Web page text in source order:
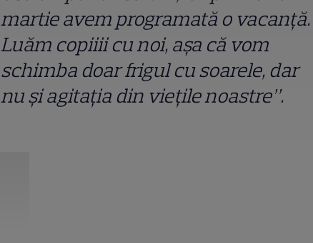
martie avem programată o vacanță.
Luăm copiiii cu noi, așa că vom
schimba doar frigul cu soarele, dar
nu și agitația din viețile noastre”.